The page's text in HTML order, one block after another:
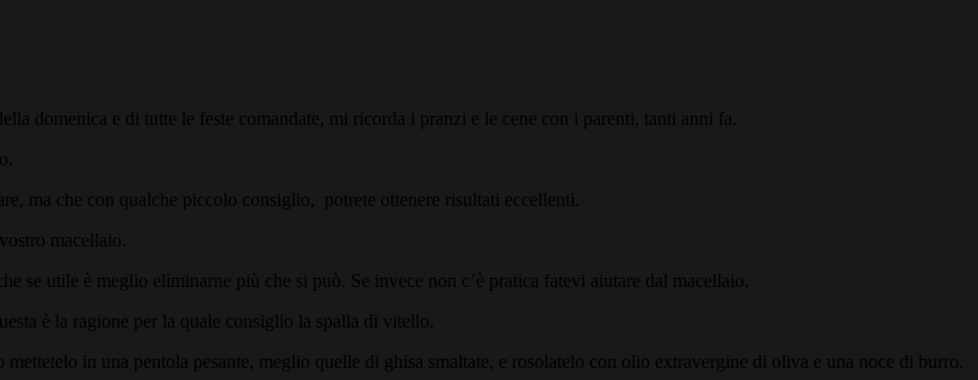
domenica e di tutte le feste comandate, mi ricorda i pranzi e le cene con i parenti, tanti anni fa.
ma che con qualche piccolo consiglio, potrete ottenere risultati eccellenti.
macellaio.
se utile è meglio eliminarne più che si può. Se invece non c’è pratica fatevi aiutare dal macellaio.
è la ragione per la quale consiglio la spalla di vitello.
in una pentola pesante, meglio quelle di ghisa smaltate, e rosolatelo con olio extravergine di oliva e una noce di burro.